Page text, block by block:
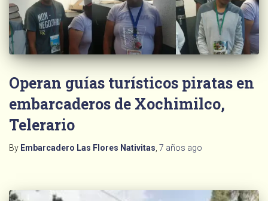
Operan guías turísticos piratas en
embarcaderos de Xochimilco,
Telerario
By Embarcadero Las Flores Nativitas 7 años ago